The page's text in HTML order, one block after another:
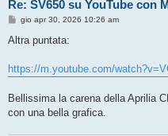
Re: SV650 su YouTube con
M
s
g
g
o
gio apr 30, 2026 10:26 am
Altra puntata:
https://m.youtube.com/
Bellissima la carena della Aprilia
con una bella grafica.